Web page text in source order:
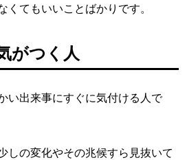
くてもいいことばかりです。
がつく人
い出来事にすぐに気付ける人で
しの変化やその兆候すら見抜いて